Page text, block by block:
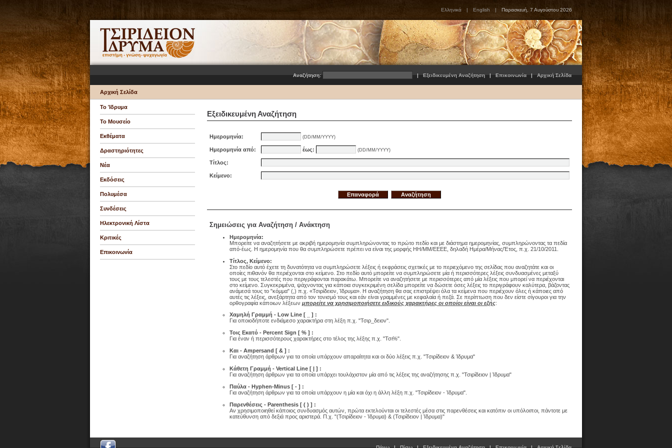
Ελληνικά | English | Παρασκευή, 7 Αυγούστου 2026
Αναζήτηση: | Εξειδικευμένη Αναζήτηση | Επικοινωνία | Αρχική Σελίδα
Αρχική Σελίδα
Το Ίδρυμα
Το Μουσείο
Εκθέματα
Δραστηριότητες
Νέα
Εκδόσεις
Πολυμέσα
Συνδέσεις
Ηλεκτρονική Λίστα
Κριτικές
Επικοινωνία
Εξειδικευμένη Αναζήτηση
Ημερομηνία: (DD/MM/YYYY)
Ημερομηνία από: έως: (DD/MM/YYYY)
Τίτλος:
Κείμενο:
Σημειώσεις για Αναζήτηση / Ανάκτηση
Ημερομηνία:
Μπορείτε να αναζητήσετε με ακριβή ημερομηνία συμπληρώνοντας το πρώτο πεδίο και με διάστημα ημερομηνίας, συμπληρώνοντας τα πεδία
από-έως. Η ημερομηνία που θα συμπληρώσετε πρέπει να είναι της μορφής ΗΗ/ΜΜ/ΕΕΕΕ, δηλαδή Ημέρα/Μήνας/Έτος, π.χ. 21/10/2011.
Τίτλος, Κείμενο:
Στο πεδίο αυτό έχετε τη δυνατότητα να συμπληρώσετε λέξεις ή εκφράσεις σχετικές με το περιεχόμενο της σελίδας που αναζητάτε και οι
οποίες πιθανόν θα περιέχονται στο κείμενο. Στο πεδίο αυτό μπορείτε να συμπληρώσετε μία ή περισσότερες λέξεις συνδυασμένες μεταξύ
τους με τους τελεστές που περιγράφονται παρακάτω. Μπορείτε να αναζητήσετε με περισσότερες από μία λέξεις που μπορεί να περιέχονται
στο κείμενο. Συγκεκριμένα, ψάχνοντας για κάποια συγκεκριμένη σελίδα μπορείτε να δώσετε όσες λέξεις το περιγράφουν καλύτερα, βάζοντας
ανάμεσά τους το "κόμμα" (,) π.χ. «Τσιρίδειον, Ίδρυμα». Η αναζήτηση θα σας επιστρέψει όλα τα κείμενα που περιέχουν όλες ή κάποιες από
αυτές τις λέξεις, ανεξάρτητα από τον τονισμό τους και εάν είναι γραμμένες με κεφαλαία ή πεζά. Σε περίπτωση που δεν είστε σίγουροι για την
ορθογραφία κάποιων λέξεων μπορείτε να χρησιμοποιήσετε ειδικούς χαρακτήρες οι οποίοι είναι οι εξής:
Χαμηλή Γραμμή - Low Line [ _ ] :
Για οποιοδήποτε ενδιάμεσο χαρακτήρα στη λέξη π.χ. "Τσιρ_δειον".
Τοις Εκατό - Percent Sign [ % ] :
Για έναν ή περισσότερους χαρακτήρες στο τέλος της λέξης π.χ. "Τσι%".
Και - Ampersand [ & ] :
Για αναζήτηση άρθρων για τα οποία υπάρχουν απαραίτητα και οι δύο λέξεις π.χ. "Τσιρίδειον & Ίδρυμα"
Κάθετη Γραμμή - Vertical Line [ | ] :
Για αναζήτηση άρθρων για τα οποία υπάρχει τουλάχιστον μία από τις λέξεις της αναζήτησης π.χ. "Τσιρίδειον | Ίδρυμα"
Παύλα - Hyphen-Minus [ - ] :
Για αναζήτηση άρθρων για τα οποία υπάρχουν η μία και όχι η άλλη λέξη π.χ. "Τσιρίδειον - Ίδρυμα".
Παρενθέσεις - Parenthesis [ ( ) ] :
Αν χρησιμοποιηθεί κάποιος συνδυασμός αυτών, πρώτα εκτελούνται οι τελεστές μέσα στις παρενθέσεις και κατόπιν οι υπόλοιποι, πάντοτε με
κατεύθυνση από δεξιά προς αριστερά. Π.χ. "(Τσιρίδειον - Ίδρυμα) & (Τσιρίδειον | Ίδρυμα)"